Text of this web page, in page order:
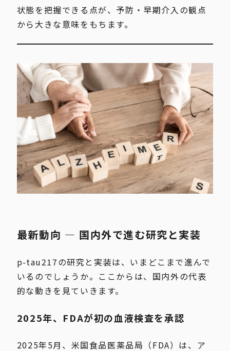
状態を把握できる点が、予防・早期介入の観点
から大きな意味をもちます。
最新動向 ― 国内外で進む研究と実装
p-tau217の研究と実装は、いまどこまで進んで
いるのでしょうか。ここからは、国内外の代表
的な動きを見ていきます。
2025年、FDAが初の血液検査を承認
2025年5月、米国食品医薬品局（FDA）は、ア